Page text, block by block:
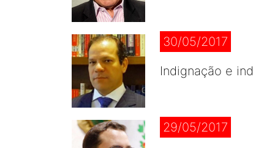
30/05/2017
Indignação e
29/05/2017